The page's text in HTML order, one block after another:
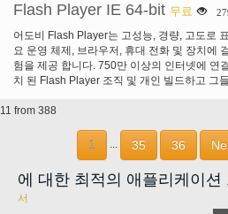
Flash Player IE 64-bit 무료
어도비 Flash Player는 고성능, 경량, 고도로
요 운영 체제, 브라우저, 휴대 전화 및 장치에
험을 제공 합니다. 750만 이상의 인터넷에 연
치 된 Flash Player 조직 및 개인 빌드하고 그
로그램 몰입 경험. 고급 압축 기술로 낮은 대역
래디언트 광선, 그래디언트 경사, 변위 맵, 회
실시간 동적 효과. 8 비트 비디오 알파 채널로
드, 방사형 그래디언트 및 획 향상. 추가 이미
운로드 인터넷 탐색기에 대 한 독립 실행형
11 from 388
1 ... 35 36
에 대한 최적의 애플리케이션
서